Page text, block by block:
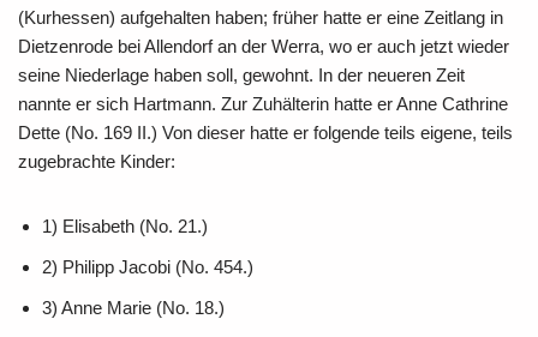
(Kurhessen) aufgehalten haben; früher hatte er eine Zeitlang in
Dietzenrode bei Allendorf an der Werra, wo er auch jetzt wieder
seine Niederlage haben soll, gewohnt. In der neueren Zeit
nannte er sich Hartmann. Zur Zuhälterin hatte er Anne Cathrine
Dette (No. 169 II.) Von dieser hatte er folgende teils eigene, teils
zugebrachte Kinder:
1) Elisabeth (No. 21.)
2) Philipp Jacobi (No. 454.)
3) Anne Marie (No. 18.)